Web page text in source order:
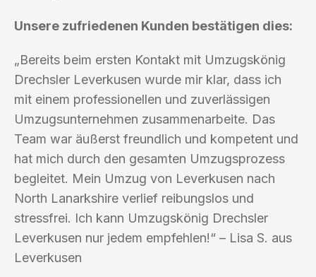
Unsere zufriedenen Kunden bestätigen dies:
„Bereits beim ersten Kontakt mit Umzugskönig
Drechsler Leverkusen wurde mir klar, dass ich
mit einem professionellen und zuverlässigen
Umzugsunternehmen zusammenarbeite. Das
Team war äußerst freundlich und kompetent und
hat mich durch den gesamten Umzugsprozess
begleitet. Mein Umzug von Leverkusen nach
North Lanarkshire verlief reibungslos und
stressfrei. Ich kann Umzugskönig Drechsler
Leverkusen nur jedem empfehlen!“ – Lisa S. aus
Leverkusen